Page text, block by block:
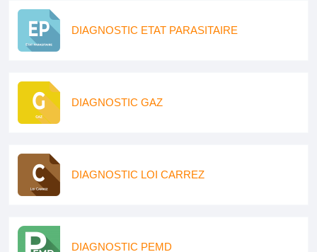
DIAGNOSTIC ETAT PARASITAIRE
DIAGNOSTIC GAZ
DIAGNOSTIC LOI CARREZ
DIAGNOSTIC PEMD